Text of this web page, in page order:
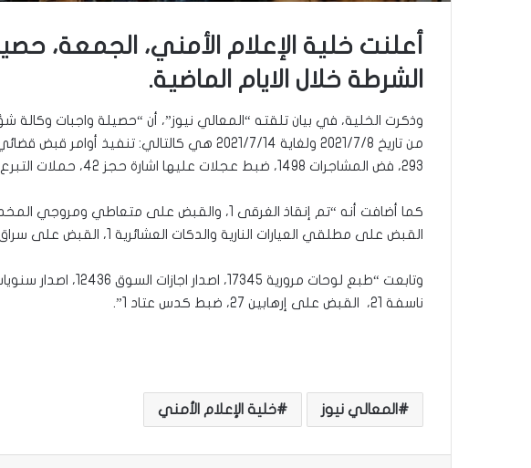
أعلنت خلية الإعلام الأمني، الجمعة،
الشرطة خلال الايام الماضية.
وذكرت الخلية، في بيان تلقته “المعالي نيوز”، أن “حصيلة واجبات وكالة
293، فض المشاجرات 1498، ضبط عجلات عليها اشارة حجز 42، حملات التبرع بالدم 21”.
القبض على مطلقي العيارات النارية والدكات العشائرية 1، القبض على سراق 10، القبض على مخمورين 76”.
ناسفة 21، القبض على إرهابين 27، ضبط كدس عتاد 1”.
المعالي نيوز خلية الإعلام الأمني